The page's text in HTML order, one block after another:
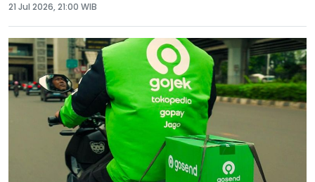
21 Jul 2026, 21:00 WIB